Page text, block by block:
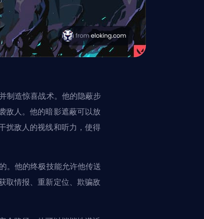
制造惊喜战术。他的隐蔽步
敌人。他的暗影遮蔽可以放
扰敌人的视线和听力，使得
。他的终极技能允许他传送
取情报、重新定位、欺骗敌